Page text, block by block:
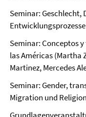
Seminar: Geschlecht,
Seminar: Conceptos
las Américas (Martha
Martinez, Mercedes
Seminar: Gender,
Migration und